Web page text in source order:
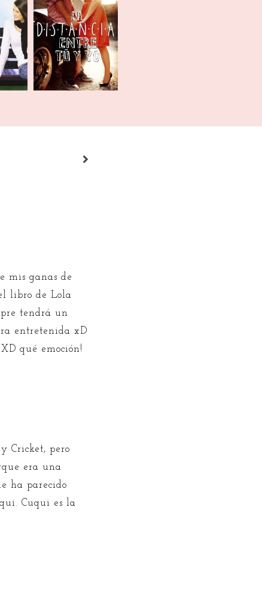
La distancia
entre tú y yo
mis ganas de
libro de Lola
tendrá un
entretenida xD
qué emoción!
Cricket, pero
era una
ha parecido
Cuqui es la